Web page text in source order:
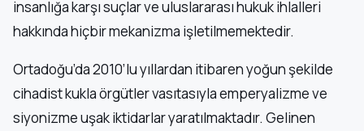
insanlığa karşı suçlar ve uluslararası hukuk ihlalleri
hakkında hiçbir mekanizma işletilmemektedir.
Ortadoğu’da 2010’lu yıllardan itibaren yoğun şekilde
cihadist kukla örgütler vasıtasıyla emperyalizme ve
siyonizme uşak iktidarlar yaratılmaktadır. Gelinen